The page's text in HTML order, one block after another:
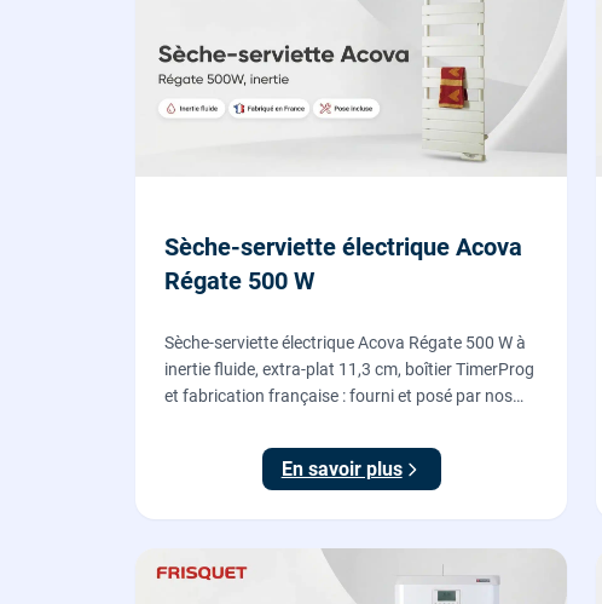
Sèche-serviette électrique Acova
Régate 500 W
Sèche-serviette électrique Acova Régate 500 W à
inertie fluide, extra-plat 11,3 cm, boîtier TimerProg
et fabrication française : fourni et posé par nos
normes compris.
En savoir plus